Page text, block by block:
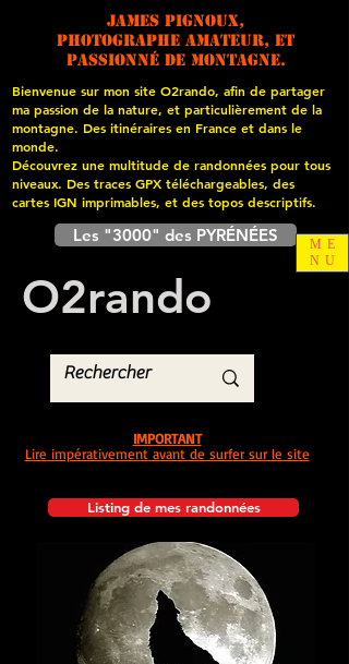
James PIGNOUX,
photographe amateur, et
passionné de montagne.
Bienvenue sur mon site O2rando, afin de partager
ma passion de la nature, et particulièrement de la
montagne. Des itinéraires en France et dans le
monde.
Découvrez une multitude de randonnées pour tous
niveaux. Des traces GPX téléchargeables, des
cartes IGN imprimables, et des topos descriptifs.
Les "3000" des PYRÉNÉES
O2rando
Listing de mes randonnées
IMPORTANT
Lire impérativement avant de surfer sur le site
ME
NU